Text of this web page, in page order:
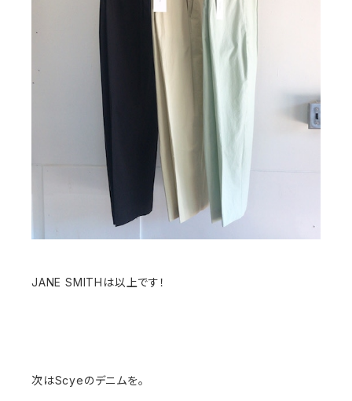
JANE SMITHは以上です！
次はScyeのデニムを。